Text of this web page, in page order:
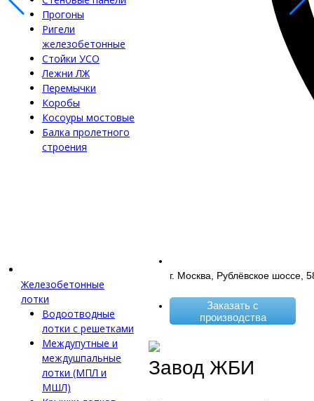
Прогоны
Ригели
железобетонные
Стойки УСО
Лежни ЛЖ
Перемычки
Коробы
Косоуры мостовые
Балка пролетного
строения
Железобетонные
лотки
Водоотводные
лотки с решетками
Междупутные и
междушпальные
лотки (МПЛ и
МШЛ)
г. Москва, Рублёвское шоссе,
Заказать с
производства
Завод ЖБИ